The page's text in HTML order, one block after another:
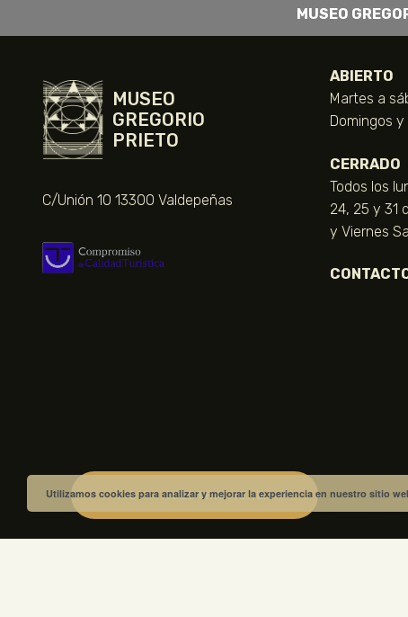
MUSEO
MUSEO
GREGORIO
PRIETO
C/Unión 10 13300 Valdepeñas
ABIERTO
Martes a
Domingos y
CERRADO
Todos los
24, 25 y 31
y Viernes
VISITA NUESTRA TIENDA
Utilizamos cookies para analizar y mejorar la experiencia en nuestro sitio